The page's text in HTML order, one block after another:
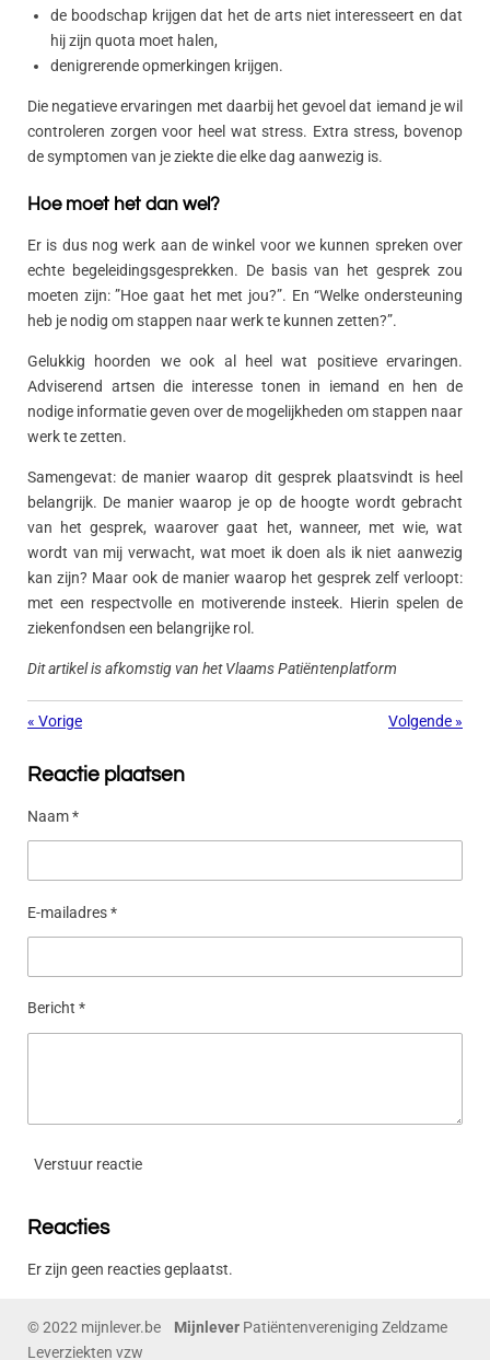
de boodschap krijgen dat het de arts niet interesseert en dat
hij zijn quota moet halen,
denigrerende opmerkingen krijgen.
Die negatieve ervaringen met daarbij het gevoel dat iemand je wil
controleren zorgen voor heel wat stress. Extra stress, bovenop
de symptomen van je ziekte die elke dag aanwezig is.
Hoe moet het dan wel?
Er is dus nog werk aan de winkel voor we kunnen spreken over
echte begeleidingsgesprekken. De basis van het gesprek zou
moeten zijn: ”Hoe gaat het met jou?”. En “Welke ondersteuning
heb je nodig om stappen naar werk te kunnen zetten?”.
Gelukkig hoorden we ook al heel wat positieve ervaringen.
Adviserend artsen die interesse tonen in iemand en hen de
nodige informatie geven over de mogelijkheden om stappen naar
werk te zetten.
Samengevat: de manier waarop dit gesprek plaatsvindt is heel
belangrijk. De manier waarop je op de hoogte wordt gebracht
van het gesprek, waarover gaat het, wanneer, met wie, wat
wordt van mij verwacht, wat moet ik doen als ik niet aanwezig
kan zijn? Maar ook de manier waarop het gesprek zelf verloopt:
met een respectvolle en motiverende insteek. Hierin spelen de
ziekenfondsen een belangrijke rol.
Dit artikel is afkomstig van het Vlaams Patiëntenplatform
« Vorige Volgende »
Reactie plaatsen
Naam *
E-mailadres *
Bericht *
Verstuur reactie
Reacties
Er zijn geen reacties geplaatst.
© 2022 mijnlever.be Mijnlever Patiëntenvereniging Zeldzame
Leverziekten vzw